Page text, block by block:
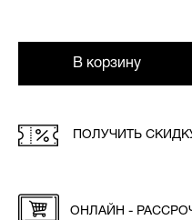
В корзину
ПОЛУЧИТЬ
ОНЛАЙН -